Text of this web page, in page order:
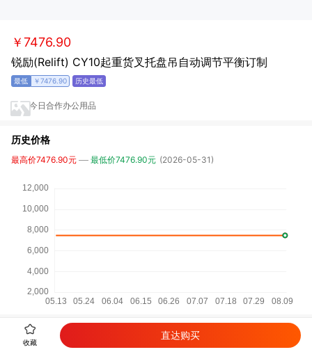
￥7476.90
锐励(Relift) CY10起重货叉托盘吊自动调节平衡订制
￥7476.90
今日合作办公用品
历史价格
最高价7476.90元 最低价7476.90元 (2026-05-31)
详细参数
收藏
直达购买